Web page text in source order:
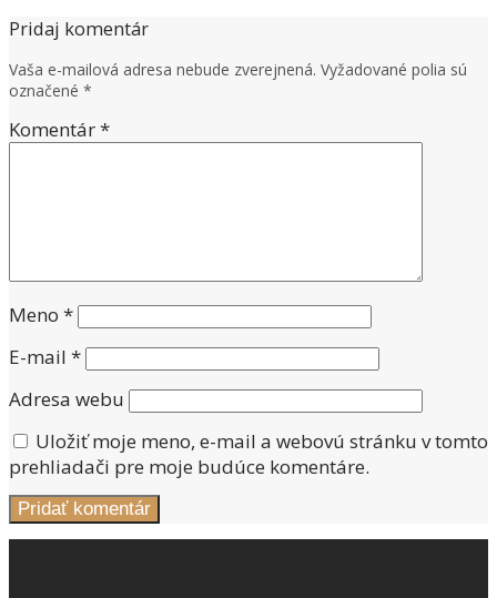
Pridaj komentár
Vaša e-mailová adresa nebude zverejnená. Vyžadované polia sú
označené *
Komentár*
Meno *
E-mail *
Adresa webu
Uložiť moje meno, e-mail a webovú stránku v tomto
prehliadači pre moje budúce komentáre.